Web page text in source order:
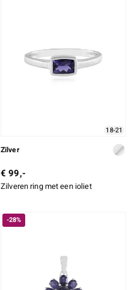
18-21
Zilver
€ 99,-
Zilveren ring met een ioliet
-28%